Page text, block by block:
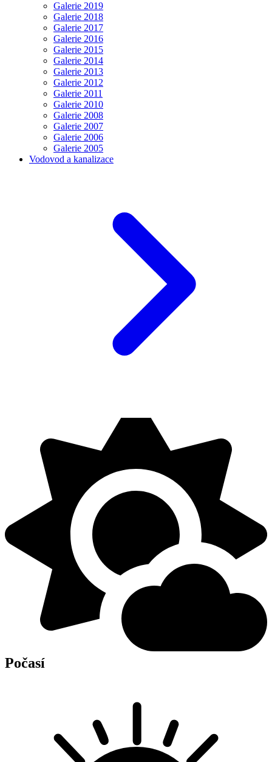
Galerie 2019
Galerie 2018
Galerie 2017
Galerie 2016
Galerie 2015
Galerie 2014
Galerie 2013
Galerie 2012
Galerie 2011
Galerie 2010
Galerie 2008
Galerie 2007
Galerie 2006
Galerie 2005
Vodovod a kanalizace
Počasí